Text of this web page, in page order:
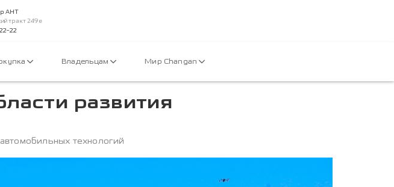
АНТ
тракт 249е
22
Владельцам Мир Changan
развития
технологий